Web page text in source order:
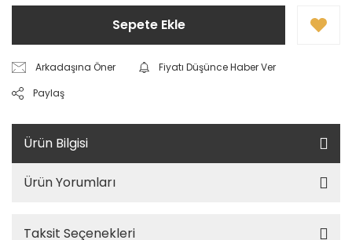
Sepete Ekle
Arkadaşına Öner
Fiyatı Düşünce Haber Ver
Paylaş
Ürün Bilgisi
Ürün Yorumları
Taksit Seçenekleri